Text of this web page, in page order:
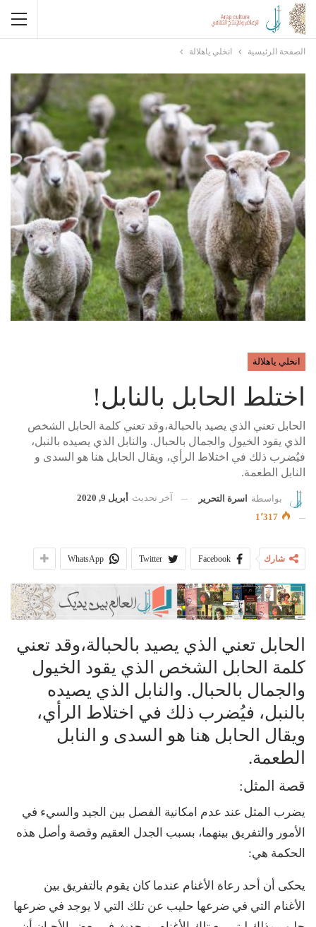
الصفحة الرئيسية انخلي ياهلالة
انخلي ياهلالة
اختلط الحابل بالنابل!
الحابل تعني الذي يصيد بالحبالة،وقد تعني كلمة الحابل الشخص
الذي يقود الخيول والجمال بالحبال. والنابل الذي يصيده بالنبل،
فيُضرب ذلك في اختلاط الرأي، ويقال الحابل هنا هو السدى و
النابل الطعمة.
بواسطة اسرة التحرير آخر تحديث أبريل 9, 2020
شارك Facebook
Twitter
WhatsApp
الحابل تعني الذي يصيد بالحبالة،وقد تعني
كلمة الحابل الشخص الذي يقود الخيول
والجمال بالحبال. والنابل الذي يصيده
بالنبل، فيُضرب ذلك في اختلاط الرأي،
ويقال الحابل هنا هو السدى و النابل
الطعمة.
قصة المثل:
يضرب المثل عند عدم امكانية الفصل بين الجيد والسيء في
الأمور والتفريق بينهما، بسبب الجدل العقيم وقصة وأصل هذه
الحكمة هي:
يحكى أن أحد رعاة الأغنام عندما كان يقوم بالتفريق بين
الأغنام التي في ضرعها حليب عن تلك التي لا يوجد في ضرعها